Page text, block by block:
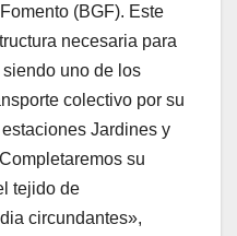
(BGF). Este
necesaria para
uno de los
colectivo por su
Jardines y
su
tejido de
circundantes»,